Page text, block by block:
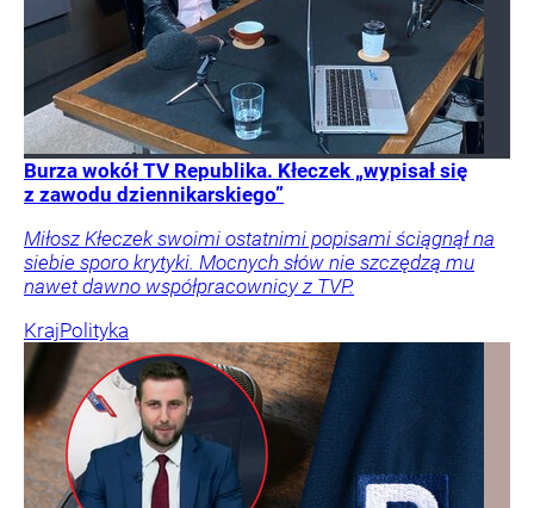
Burza wokół TV Republika. Kłeczek „wypisał się
z zawodu dziennikarskiego”
Miłosz Kłeczek swoimi ostatnimi popisami ściągnął na
siebie sporo krytyki. Mocnych słów nie szczędzą mu
nawet dawno współpracownicy z TVP.
KrajPolityka